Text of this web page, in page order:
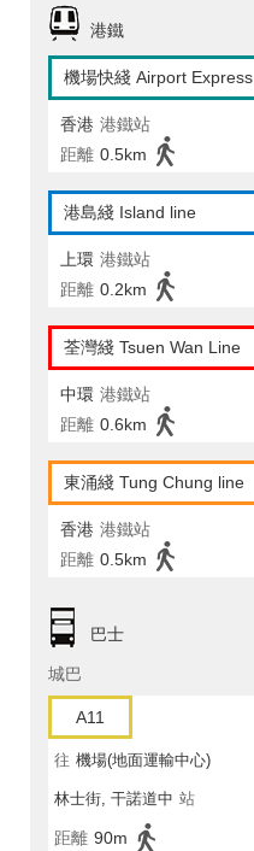
港鐵
機場快綫 Airport Express
香港 港鐵站
距離 0.5km
港島綫 Island line
上環 港鐵站
距離 0.2km
荃灣綫 Tsuen Wan Line
中環 港鐵站
距離 0.6km
東涌綫 Tung Chung line
香港 港鐵站
距離 0.5km
巴士
城巴
A11
往 機場(地面運輸中心)
林士街, 干諾道中 站
距離 90m